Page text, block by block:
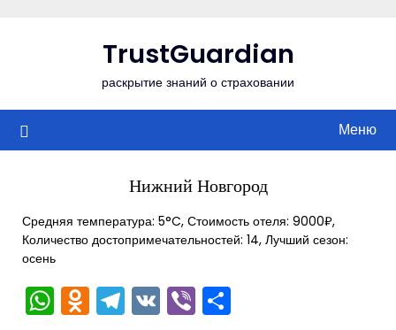
TrustGuardian
раскрытие знаний о страховании
Меню
Нижний Новгород
Средняя температура: 5°C, Стоимость отеля: 9000₽,
Количество достопримечательностей: 14, Лучший сезон:
осень
WhatsApp
Odnoklassniki
Telegram
VKViber